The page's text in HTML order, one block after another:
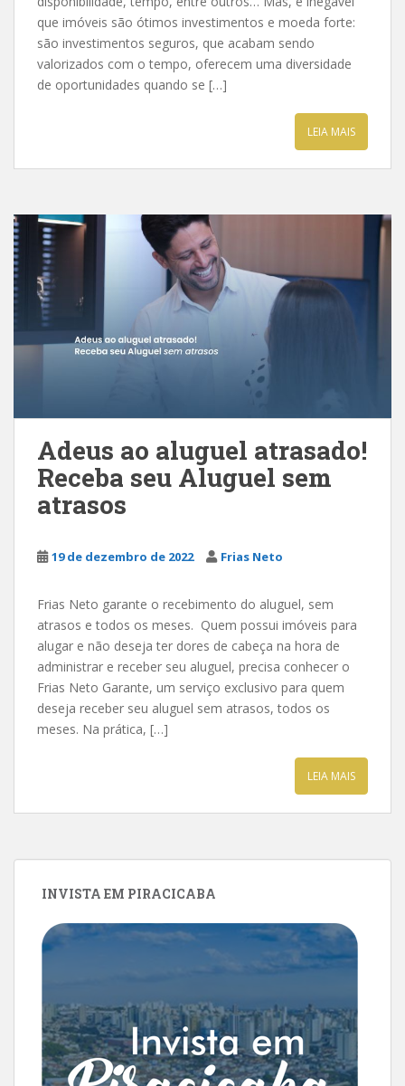
que imóveis são ótimos investimentos e moeda forte:
são investimentos seguros, que acabam sendo
valorizados com o tempo, oferecem uma diversidade
de oportunidades quando se […]
LEIA MAIS
Adeus ao aluguel atrasado!
Receba seu Aluguel sem
atrasos
19 de dezembro de 2022 Frias Neto
Frias Neto garante o recebimento do aluguel, sem
atrasos e todos os meses. Quem possui imóveis para
alugar e não deseja ter dores de cabeça na hora de
administrar e receber seu aluguel, precisa conhecer o
Frias Neto Garante, um serviço exclusivo para quem
deseja receber seu aluguel sem atrasos, todos os
meses. Na prática, […]
LEIA MAIS
INVISTA EM PIRACICABA